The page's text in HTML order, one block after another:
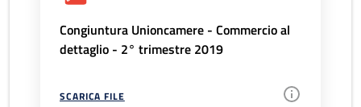
Congiuntura Unioncamere - Commercio al
dettaglio - 2° trimestre 2019
SCARICA FILE